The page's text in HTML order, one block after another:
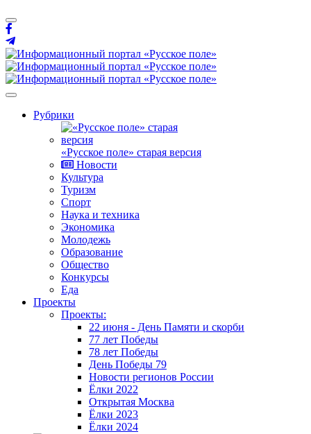
Рубрики
«Русское поле» старая версия
Новости
Культура
Туризм
Спорт
Наука и техника
Экономика
Молодежь
Образование
Общество
Конкурсы
Еда
Проекты
Проекты:
22 июня - День Памяти и скорби
77 лет Победы
78 лет Победы
День Победы 79
Новости регионов России
Ёлки 2022
Открытая Москва
Ёлки 2023
Ёлки 2024